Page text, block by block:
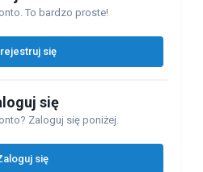
To bardzo proste!
się
się
Zaloguj się poniżej.
się